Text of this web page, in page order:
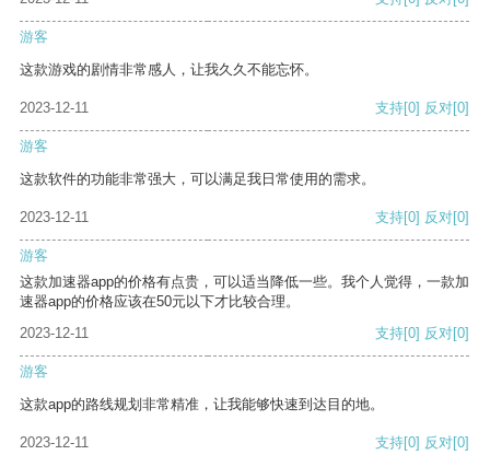
游客
这款游戏的剧情非常感人，让我久久不能忘怀。
2023-12-11 支持[0] 反对[0]
游客
这款软件的功能非常强大，可以满足我日常使用的需求。
2023-12-11 支持[0] 反对[0]
游客
这款加速器app的价格有点贵，可以适当降低一些。我个人觉得，一款加
速器app的价格应该在50元以下才比较合理。
2023-12-11
支持[0] 反对[0]
游客
这款app的路线规划非常精准，让我能够快速到达目的地。
2023-12-11 支持[0] 反对[0]